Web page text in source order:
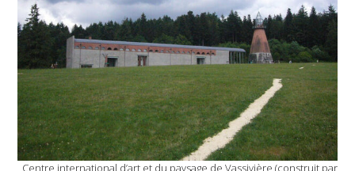
Centre international d’art et du paysage de Vassivière (construit par